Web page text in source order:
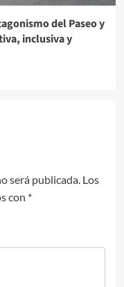
del Paseo y
inclusiva y
será publicada. Los
con *